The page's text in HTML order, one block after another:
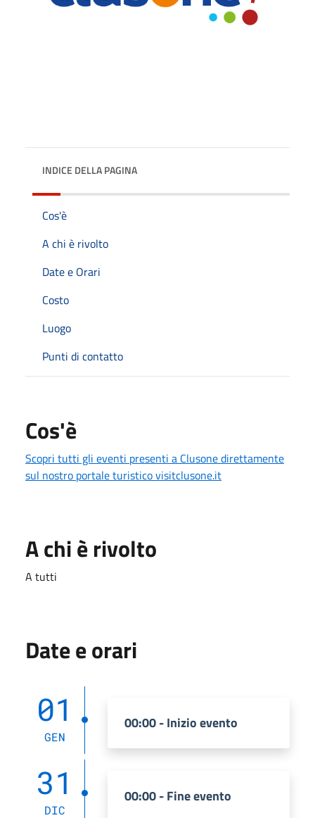
INDICE DELLA PAGINA
Cos'è
A chi è rivolto
Date e Orari
Costo
Luogo
Punti di contatto
Cos'è
Scopri tutti gli eventi presenti a Clusone direttamente
sul nostro portale turistico visitclusone.it
A chi è rivolto
A tutti
Date e orari
01
GEN
00:00 - Inizio evento
31
DIC
00:00 - Fine evento